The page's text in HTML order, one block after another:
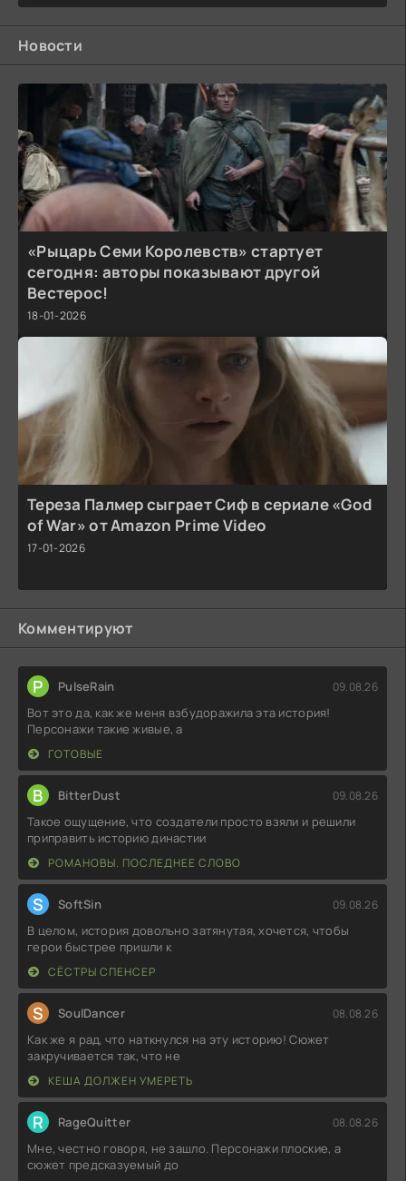
Новости
«Рыцарь Семи Королевств» стартует
сегодня: авторы показывают другой
Вестерос!
18-01-2026
Тереза Палмер сыграет Сиф в сериале «God
of War» от Amazon Prime Video
17-01-2026
Комментируют
P PulseRain 09.08.26
Вот это да, как же меня взбудоражила эта история!
Персонажи такие живые, а
ГОТОВЫЕ
B BitterDust 09.08.26
Такое ощущение, что создатели просто взяли и решили
приправить историю династии
РОМАНОВЫ. ПОСЛЕДНЕЕ СЛОВО
S SoftSin 09.08.26
В целом, история довольно затянутая, хочется, чтобы
герои быстрее пришли к
СЁСТРЫ СПЕНСЕР
S SoulDancer 08.08.26
Как же я рад, что наткнулся на эту историю! Сюжет
закручивается так, что не
КЕША ДОЛЖЕН УМЕРЕТЬ
R RageQuitter 08.08.26
Мне, честно говоря, не зашло. Персонажи плоские, а
сюжет предсказуемый до